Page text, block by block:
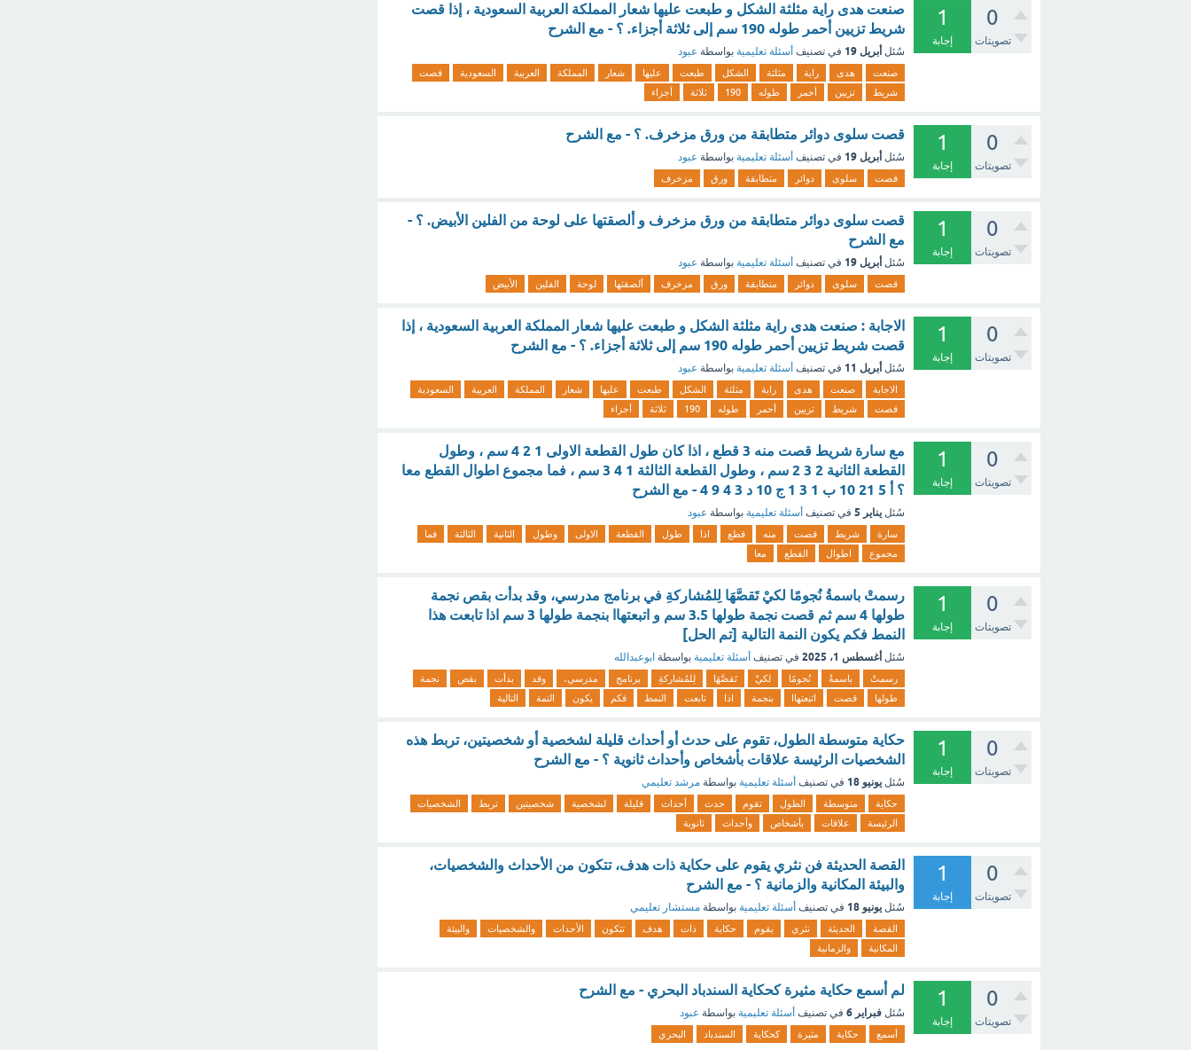
0
تصويتات
1
إجابة
صنعت هدى راية مثلثة الشكل و طبعت عليها شعار المملكة العربية السعودية ، إذا قصت
شريط تزيين أحمر طوله 190 سم إلى ثلاثة أجزاء. ؟ - مع الشرح
سُئل أبريل 19 في تصنيف أسئلة تعليمية بواسطة عبود
صنعت هدى راية مثلثة الشكل طبعت عليها شعار المملكة العربية السعودية
قصت
شريط
تزيين أحمر طوله 190 ثلاثة أجزاء
0
تصويتات
1
إجابة
قصت سلوى دوائر متطابقة من ورق مزخرف. ؟ - مع الشرح
سُئل أبريل 19 في تصنيف أسئلة تعليمية بواسطة عبود
قصت سلوى دوائر متطابقة ورق مزخرف
0
تصويتات
1
إجابة
قصت سلوى دوائر متطابقة من ورق مزخرف و ألصقتها على لوحة من الفلين الأبيض. ؟ -
مع الشرح
سُئل أبريل 19 في تصنيف أسئلة تعليمية بواسطة عبود
قصت سلوى دوائر متطابقة ورق مزخرف ألصقتها لوحة الفلين الأبيض
0
تصويتات
1
إجابة
الاجابة : صنعت هدى راية مثلثة الشكل و طبعت عليها شعار المملكة العربية السعودية ، إذا
قصت شريط تزيين أحمر طوله 190 سم إلى ثلاثة أجزاء. ؟ - مع الشرح
سُئل أبريل 11 في تصنيف أسئلة تعليمية بواسطة عبود
الاجابة صنعت هدى راية مثلثة الشكل طبعت عليها شعار المملكة العربية
السعودية
قصت
شريط تزيين أحمر طوله 190 ثلاثة أجزاء
0
تصويتات
1
إجابة
مع سارة شريط قصت منه 3 قطع ، اذا كان طول القطعة الاولى 1 2 4 سم ، وطول
القطعة الثانية 2 3 2 سم ، وطول القطعة الثالثة 1 4 3 سم ، فما مجموع اطوال القطع معا
؟ أ 5 21 10 ب 1 3 1 ج 10 د 3 4 9 4 - مع الشرح
سُئل يناير 5 في تصنيف أسئلة تعليمية بواسطة عبود
سارة شريط قصت منه قطع اذا طول القطعة الاولى وطول الثانية الثالثة
فما
مجموع
اطوال القطع معا
0
تصويتات
1
إجابة
رسمتْ باسمةُ نُجومًا لكيْ تَقصَّهَا لِلمُشاركةِ في برنامج مدرسي، وقد بدأت بقص نجمة
طولها 4 سم ثم قصت نجمة طولها 3.5 سم و اتبعتهاا بنجمة طولها 3 سم اذا تابعت هذا
النمط فكم يكون النمة التالية [تم الحل]
سُئل أغسطس 1، 2025 في تصنيف أسئلة تعليمية بواسطة ابوعبدالله
رسمتْ باسمةُ نُجومًا لكيْ تَقصَّهَا لِلمُشاركةِ برنامج مدرسي، وقد بدأت بقص
نجمة
طولها
قصت اتبعتهاا بنجمة اذا تابعت النمط فكم يكون النمة التالية
0
تصويتات
1
إجابة
حكاية متوسطة الطول، تقوم على حدث أو أحداث قليلة لشخصية أو شخصيتين، تربط هذه
الشخصيات الرئيسة علاقات بأشخاص وأحداث ثانوية ؟ - مع الشرح
سُئل يونيو 18 في تصنيف أسئلة تعليمية بواسطة مرشد تعليمي
حكاية متوسطة الطول تقوم حدث أحداث قليلة لشخصية شخصيتين تربط
الشخصيات
الرئيسة
علاقات بأشخاص وأحداث ثانوية
0
تصويتات
1
إجابة
القصة الحديثة فن نثري يقوم على حكاية ذات هدف، تتكون من الأحداث والشخصيات،
والبيئة المكانية والزمانية ؟ - مع الشرح
سُئل يونيو 18 في تصنيف أسئلة تعليمية بواسطة مستشار تعليمي
القصة الحديثة نثري يقوم حكاية ذات هدف تتكون الأحداث والشخصيات
والبيئة
المكانية
والزمانية
0
تصويتات
1
إجابة
لم أسمع حكاية مثيرة كحكاية السندباد البحري - مع الشرح
سُئل فبراير 6 في تصنيف أسئلة تعليمية بواسطة عبود
أسمع حكاية مثيرة كحكاية السندباد البحري